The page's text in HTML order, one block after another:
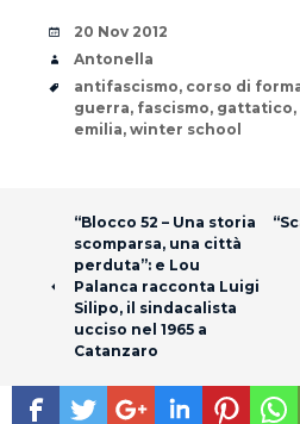
Date
20 Nov 2012
Author
Antonella
Tags
antifascismo, corso di
guerra, fascismo, gattatico,
emilia, winter school
Post
“Blocco 52 – Una storia
scomparsa, una città
perduta”: e Lou
Palanca racconta Luigi
Silipo, il sindacalista
ucciso nel 1965 a
Catanzaro